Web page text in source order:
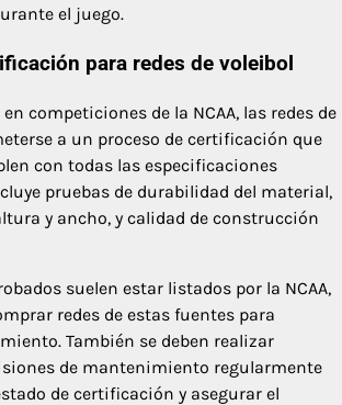
el juego.
para redes de voleibol
competiciones de la NCAA, las redes de
a un proceso de certificación que
con todas las especificaciones
pruebas de durabilidad del material,
y ancho, y calidad de construcción
suelen estar listados por la NCAA,
redes de estas fuentes para
También se deben realizar
de mantenimiento regularmente
de certificación y asegurar el